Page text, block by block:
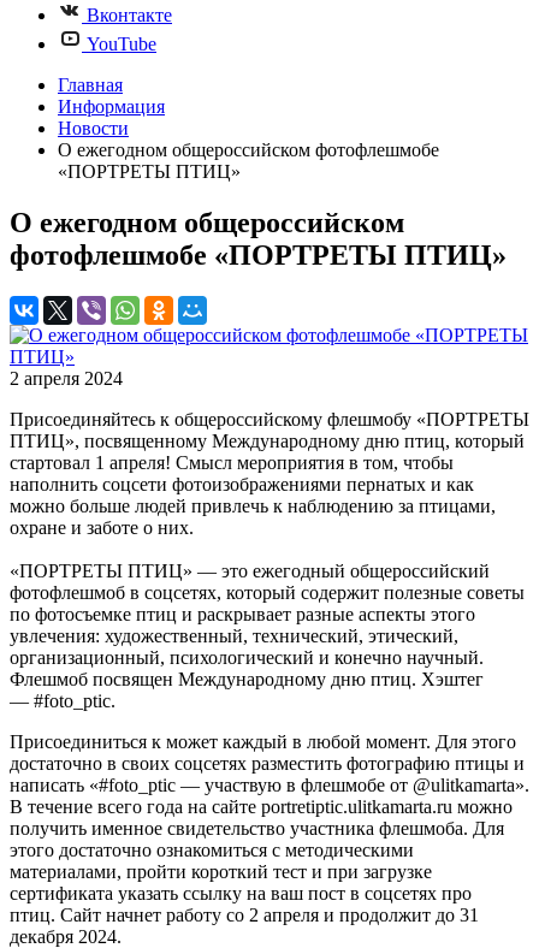
Вконтакте
YouTube
Главная
Информация
Новости
О ежегодном общероссийском фотофлешмобе
«ПОРТРЕТЫ ПТИЦ»
О ежегодном общероссийском
фотофлешмобе «ПОРТРЕТЫ ПТИЦ»
2 апреля 2024
Присоединяйтесь к общероссийскому флешмобу «ПОРТРЕТЫ
ПТИЦ», посвященному Международному дню птиц, который
стартовал 1 апреля! Смысл мероприятия в том, чтобы
наполнить соцсети фотоизображениями пернатых и как
можно больше людей привлечь к наблюдению за птицами,
охране и заботе о них.
«ПОРТРЕТЫ ПТИЦ» — это ежегодный общероссийский
фотофлешмоб в соцсетях, который содержит полезные советы
по фотосъемке птиц и раскрывает разные аспекты этого
увлечения: художественный, технический, этический,
организационный, психологический и конечно научный.
Флешмоб посвящен Международному дню птиц. Хэштег
— #foto_ptic.
Присоединиться к может каждый в любой момент. Для этого
достаточно в своих соцсетях разместить фотографию птицы и
написать «#foto_ptic — участвую в флешмобе от @ulitkamarta».
В течение всего года на сайте portretiptic.ulitkamarta.ru можно
получить именное свидетельство участника флешмоба. Для
этого достаточно ознакомиться с методическими
материалами, пройти короткий тест и при загрузке
сертификата указать ссылку на ваш пост в соцсетях про
птиц. Сайт начнет работу со 2 апреля и продолжит до 31
декабря 2024.